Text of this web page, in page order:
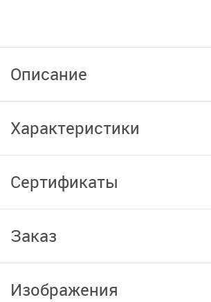
Описание
Характеристики
Сертификаты
Заказ
Изображения